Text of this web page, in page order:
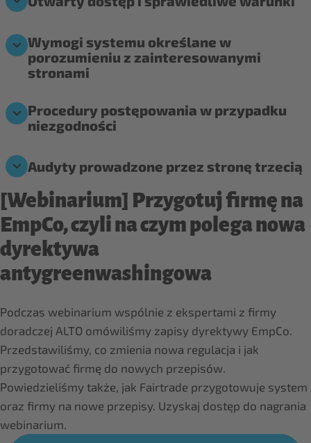
Wymogi systemu określane w
porozumieniu z zainteresowanymi
stronami
Procedury postępowania w przypadku
niezgodności
Audyty prowadzone przez stronę trzecią
[Webinarium] Przygotuj firmę na
EmpCo, czyli na czym polega nowa
dyrektywa
antygreenwashingowa
Podczas webinarium wspólnie z ekspertami z firmy
doradczej ALTO omówiliśmy zapisy dyrektywy EmpCo.
Przedstawiliśmy, co zmienia nowa regulacja i jak
przygotować firmę do nowych przepisów.
Powiedzieliśmy także, jak Fairtrade przygotowuje system
oraz firmy na nowe przepisy. Uzyskaj dostęp do nagrania
webinarium.